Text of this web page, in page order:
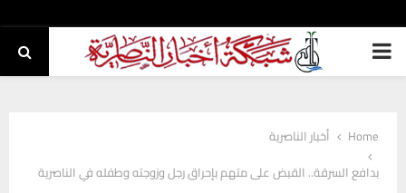
PRIMARY
Home
أخبار الناصرية
بدافع السرقة.. القبض على متهم بإحراق رجل وزوجته وطفله في الناصرية